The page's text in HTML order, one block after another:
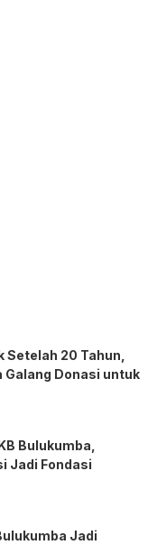
Setelah 20 Tahun,
Galang Donasi untuk
Bulukumba,
Jadi Fondasi
Jadi